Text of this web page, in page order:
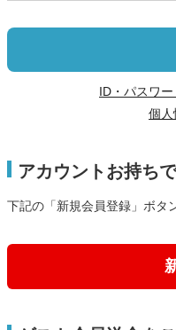
ID・パスワ
個人
アカウントお持ち
下記の「新規会員登録」ボタ